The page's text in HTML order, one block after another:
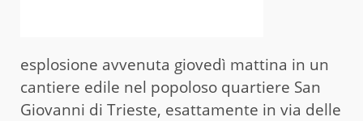
esplosione avvenuta giovedì mattina in un
cantiere edile nel popoloso quartiere San
Giovanni di Trieste, esattamente in via delle